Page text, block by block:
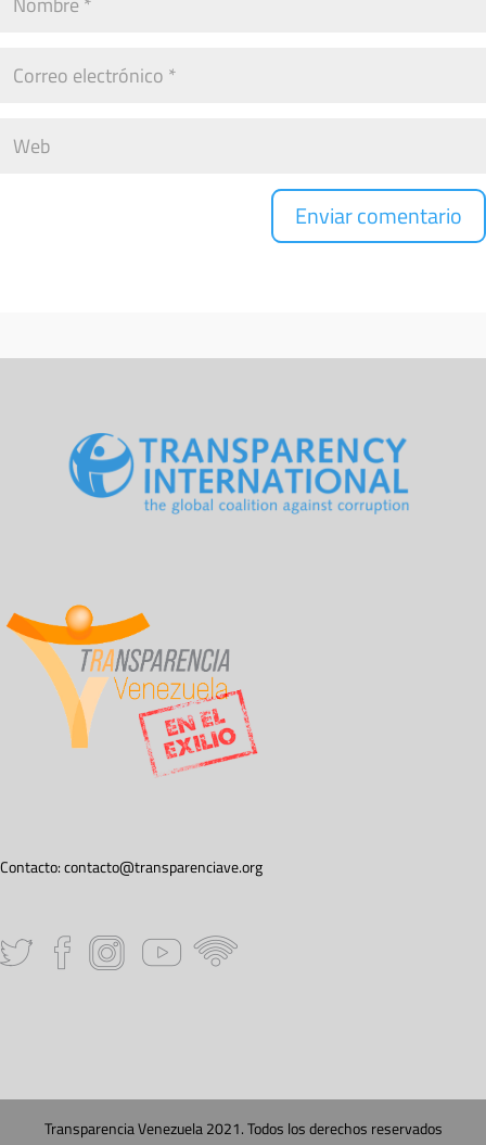
Contacto:contacto@transparenciave.org
Transparencia Venezuela 2021. Todos los derechos reservados